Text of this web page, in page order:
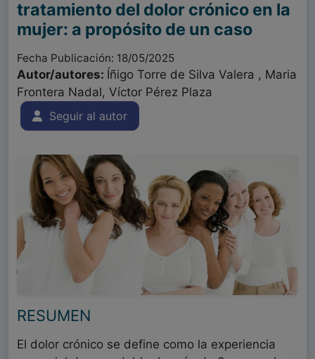
tratamiento del dolor crónico en la
mujer: a propósito de un caso
Fecha Publicación: 18/05/2025
Autor/autores: Íñigo Torre de Silva Valera , Maria
Frontera Nadal, Víctor Pérez Plaza
Seguir al autor
RESUMEN
El dolor crónico se define como la experiencia